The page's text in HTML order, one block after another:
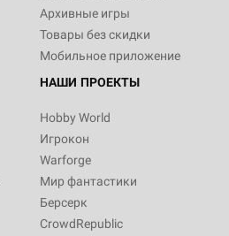
Архивные игры
Товары без скидки
Мобильное приложение
НАШИ ПРОЕКТЫ
Hobby World
Игрокон
Warforge
Мир фантастики
Берсерк
CrowdRepublic